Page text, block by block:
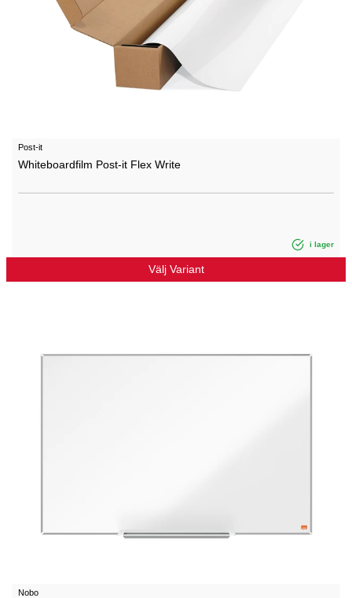
Post-it
Whiteboardfilm Post-it Flex Write
i lager
Välj Variant
Nobo